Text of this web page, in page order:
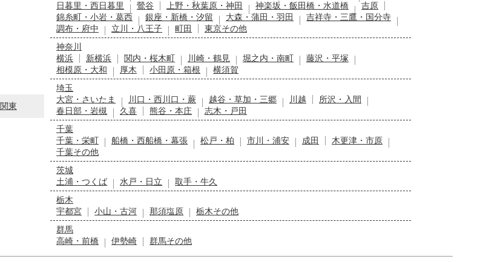
関東
日暮里・西日暮里
鶯谷 上野・秋葉原・神田 神楽坂・飯田橋・水道橋
吉原
錦糸町・小岩・葛西
銀座・新橋・汐留 大森・蒲田・羽田
吉祥寺・三鷹・国分寺
調布・府中
立川・八王子 町田
東京その他
神奈川
横浜
新横浜 関内・桜木町 川崎・鶴見 堀之内・南町
藤沢・平塚
相模原・大和
厚木 小田原・箱根
横須賀
埼玉
大宮・さいたま
川口・西川口・蕨 越谷・草加・三郷 川越
所沢・入間
春日部・岩槻
久喜 熊谷・本庄
志木・戸田
千葉
千葉・栄町
船橋・西船橋・幕張 松戸・柏 市川・浦安 成田
木更津・市原
千葉その他
茨城
土浦・つくば
水戸・日立
取手・牛久
栃木
宇都宮
小山・古河 那須塩原
栃木その他
群馬
高崎・前橋
伊勢崎 群馬その他